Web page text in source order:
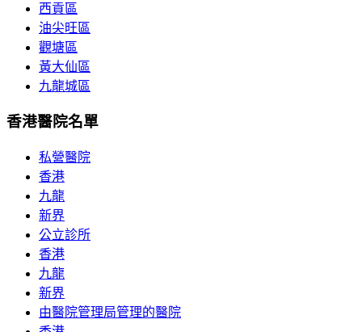
西貢區
油尖旺區
觀塘區
黃大仙區
九龍城區
香港醫院名單
私營醫院
香港
九龍
新界
公立診所
香港
九龍
新界
由醫院管理局管理的醫院